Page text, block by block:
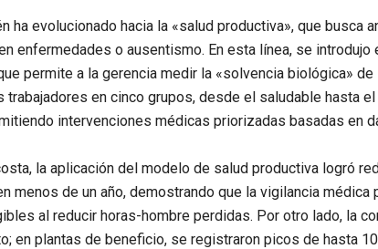
ha evolucionado hacia la «salud productiva», que busca
enfermedades o ausentismo. En esta línea, se introdujo
permite a la gerencia medir la «solvencia biológica»
trabajadores en cinco grupos, desde el saludable hasta
intervenciones médicas priorizadas basadas en
la aplicación del modelo de salud productiva logró
menos de un año, demostrando que la vigilancia médica
al reducir horas-hombre perdidas. Por otro lado, la
en plantas de beneficio, se registraron picos de hasta